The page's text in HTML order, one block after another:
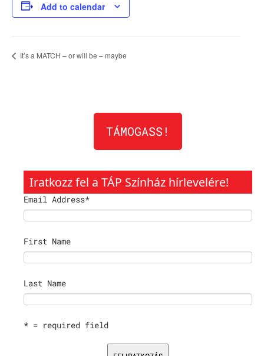
Add to calendar
It’s a MATCH – or will be – maybe
TÁMOGASS!
Iratkozz fel a TÁP Színház hírlevelére!
Email Address*
First Name
Last Name
* = required field